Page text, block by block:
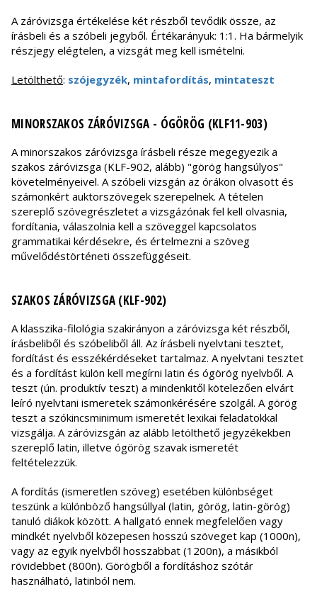
A záróvizsga értékelése két részből tevődik össze, az
írásbeli és a szóbeli jegyből. Értékarányuk: 1:1. Ha bármelyik
részjegy elégtelen, a vizsgát meg kell ismételni.
Letölthető: szójegyzék, mintafordítás, mintateszt
MINORSZAKOS ZÁRÓVIZSGA - ÓGÖRÖG (KLF11-903)
A minorszakos záróvizsga írásbeli része megegyezik a
szakos záróvizsga (KLF-902, alább) "görög hangsúlyos"
követelményeivel. A szóbeli vizsgán az órákon olvasott és
számonkért auktorszövegek szerepelnek. A tételen
szereplő szövegrészletet a vizsgázónak fel kell olvasnia,
fordítania, válaszolnia kell a szöveggel kapcsolatos
grammatikai kérdésekre, és értelmezni a szöveg
művelődéstörténeti összefüggéseit.
SZAKOS ZÁRÓVIZSGA (KLF-902)
A klasszika-filológia szakirányon a záróvizsga két részből,
írásbeliből és szóbeliből áll. Az írásbeli nyelvtani tesztet,
fordítást és esszékérdéseket tartalmaz. A nyelvtani tesztet
és a fordítást külön kell megírni latin és ógörög nyelvből. A
teszt (ún. produktív teszt) a mindenkitől kötelezően elvárt
leíró nyelvtani ismeretek számonkérésére szolgál. A görög
teszt a szókincsminimum ismeretét lexikai feladatokkal
vizsgálja. A záróvizsgán az alább letölthető jegyzékekben
szereplő latin, illetve ógörög szavak ismeretét
feltételezzük.
A fordítás (ismeretlen szöveg) esetében különbséget
teszünk a különböző hangsúllyal (latin, görög, latin-görög)
tanuló diákok között. A hallgató ennek megfelelően vagy
mindkét nyelvből közepesen hosszú szöveget kap (1000n),
vagy az egyik nyelvből hosszabbat (1200n), a másikból
rövidebbet (800n). Görögből a fordításhoz szótár
használható, latinból nem.